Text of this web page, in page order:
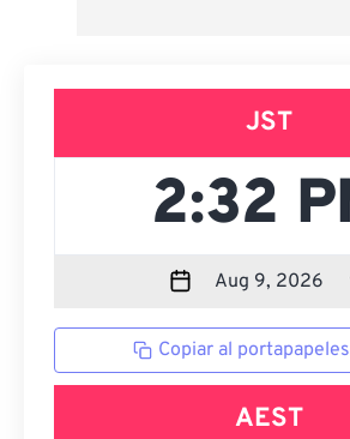
JST
Copiar al portapapeles
AEST